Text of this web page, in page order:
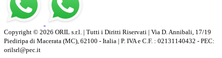
Copyright © 2026 ORIL s.r.l. | Tutti i Diritti Riservati | Via D. Annibali, 17/19
Piediripa di Macerata (MC), 62100 - Italia | P. IVA e C.F. : 02131140432 - PEC:
orilsrl@pec.it